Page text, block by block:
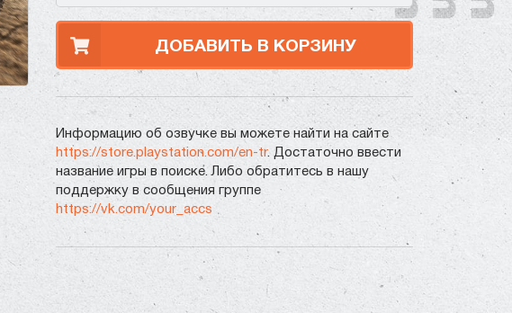
ДОБАВИТЬ В КОРЗИНУ
Информацию об озвучке вы можете найти на сайте
https://store.playstation.com/en-tr. Достаточно ввести
название игры в поиске. Либо обратитесь в нашу
поддержку в сообщения группе
https://vk.com/your_accs